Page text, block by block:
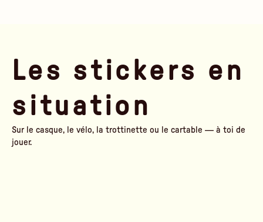
Les stickers en
situation
Sur le casque, le vélo, la trottinette ou le cartable — à toi de
jouer.